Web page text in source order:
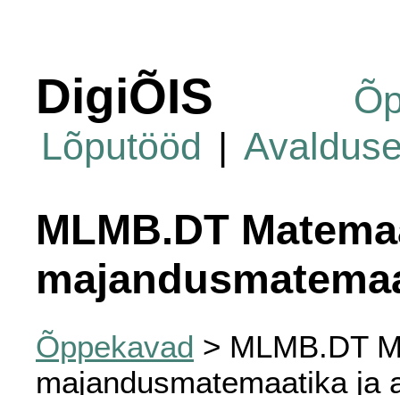
DigiÕIS
Lõputööd |
MLMB.DT
Õppekavad > MLMB.DT
majandusmatemaatika ja